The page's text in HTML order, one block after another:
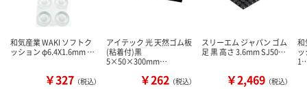
和気産業 WAKI ソフトク
ッション φ6.4X1.6mm …
￥327 （税込）
アイテック 光 天然ゴム板
(粘着付)黒
5×50×300mm…
￥262 （税込）
スリーエム ジャパン ゴム
足 黒 高さ 3.6mm SJ50…
￥2,469 （税込）
和